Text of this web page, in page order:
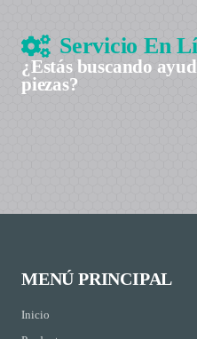
Servicio En
¿Estás buscando
piezas?
MENÚ PRINCIPAL
Inicio